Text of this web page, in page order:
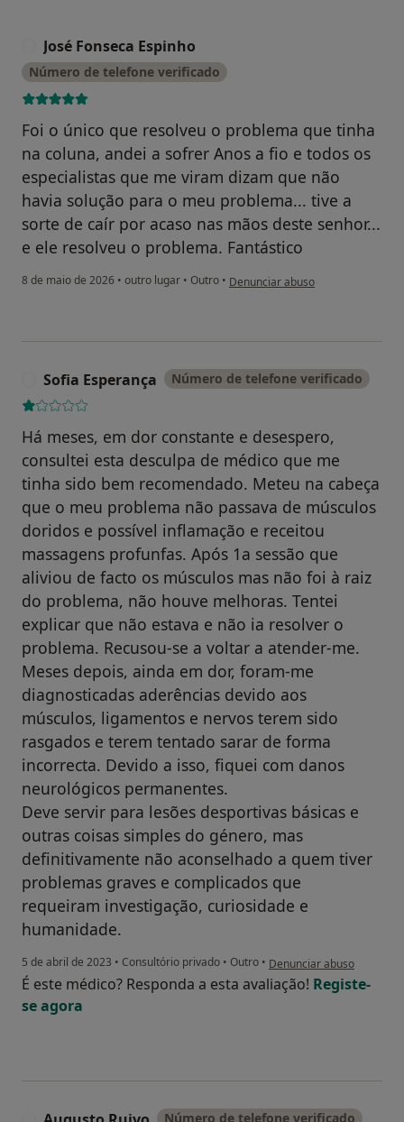
José Fonseca Espinho
Número de telefone verificado
Foi o único que resolveu o problema que tinha
na coluna, andei a sofrer Anos a fio e todos os
especialistas que me viram dizam que não
havia solução para o meu problema... tive a
sorte de caír por acaso nas mãos deste senhor...
e ele resolveu o problema. Fantástico
8 de maio de 2026 • outro lugar • Outro • na opinião do utilizador José
Denunciar abuso
Sofia Esperança Número de telefone verificado
Há meses, em dor constante e desespero,
consultei esta desculpa de médico que me
tinha sido bem recomendado. Meteu na cabeça
que o meu problema não passava de músculos
doridos e possível inflamação e receitou
massagens profunfas. Após 1a sessão que
aliviou de facto os músculos mas não foi à raiz
do problema, não houve melhoras. Tentei
explicar que não estava e não ia resolver o
problema. Recusou-se a voltar a atender-me.
Meses depois, ainda em dor, foram-me
diagnosticadas aderências devido aos
músculos, ligamentos e nervos terem sido
rasgados e terem tentado sarar de forma
incorrecta. Devido a isso, fiquei com danos
neurológicos permanentes.
Deve servir para lesões desportivas básicas e
outras coisas simples do género, mas
definitivamente não aconselhado a quem tiver
problemas graves e complicados que
requeiram investigação, curiosidade e
humanidade.
5 de abril de 2023 • Consultório privado • Outro • na opinião do utilizador
Denunciar abuso
É este médico? Responda a esta avaliação! Registe-
se agora
Número de telefone verificado